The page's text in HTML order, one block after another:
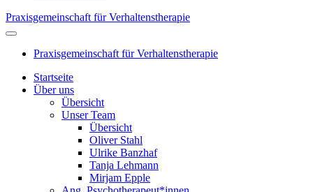
Praxisgemeinschaft für Verhaltenstherapie
Praxisgemeinschaft für Verhaltenstherapie
Startseite
Über uns
Übersicht
Unser Team
Übersicht
Oliver Stahl
Ulrike Banzhaf
Tanja Lehmann
Mirjam Epple